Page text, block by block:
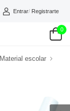
Entrar/ Registrarte
0
Material escolar